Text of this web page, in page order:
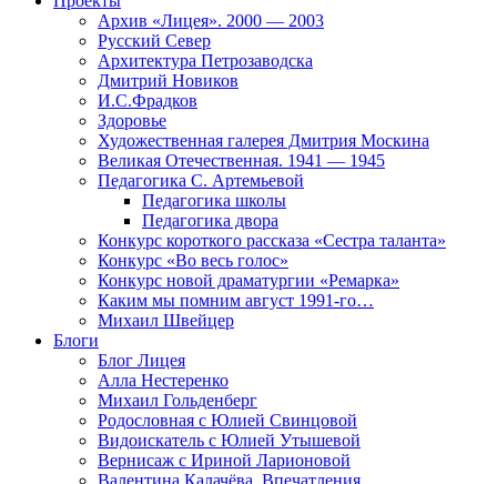
Архив «Лицея». 2000 — 2003
Русский Север
Архитектура Петрозаводска
Дмитрий Новиков
И.С.Фрадков
Здоровье
Художественная галерея Дмитрия Москина
Великая Отечественная. 1941 — 1945
Педагогика С. Артемьевой
Педагогика школы
Педагогика двора
Конкурс короткого рассказа «Сестра таланта»
Конкурс «Во весь голос»
Конкурс новой драматургии «Ремарка»
Каким мы помним август 1991-го…
Михаил Швейцер
Блоги
Блог Лицея
Алла Нестеренко
Михаил Гольденберг
Родословная с Юлией Свинцовой
Видоискатель с Юлией Утышевой
Вернисаж с Ириной Ларионовой